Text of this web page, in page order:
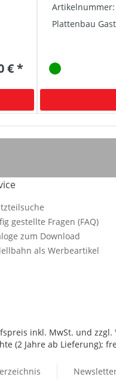
€ *
Artikelnummer:
Plattenbau
gestellte Fragen (FAQ)
zum Download
als Werbeartikel
inkl. MwSt. und zzgl.
(2 Jahre ab Lieferung);